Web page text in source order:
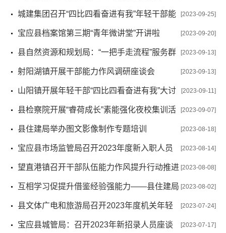
论知识测试 [2023-09-25]
城建集团召开“四比四看奋进有我”年轻干部能
力作风专题会议 [2023-09-20]
宝应县档案馆第三期“青年微讲堂”开讲啦
[2023-09-13]
县自然资源和规划局：“一把手走流程”服务群
众零距离 [2023-09-13]
射阳湖镇开展干部能力作风调研座谈会
[2023-09-11]
山阳镇开展年轻干部“四比四看奋进有我”大讨
论活动 [2023-09-07]
县检察院开展“睿荷成长”素能强化夜校集训活
动 [2023-08-18]
县住建局举办图文影像制作专题培训
[2023-08-14]
宝应县市场监管局召开2023年度新入职人员
座谈会 [2023-08-08]
望直港镇召开干部队伍能力作风提升行动推进
会 [2023-08-02]
互相学习促提升借鉴经验强能力——县住建局
召开“住建菁英”培训班学员学习研讨交流会 [2023-07-24]
县文体广电和旅游局召开2023年度机关年轻
干部基层锻炼实训工作对接会 [2023-07-17]
宝应县城管局：召开2023年新招录人员座谈